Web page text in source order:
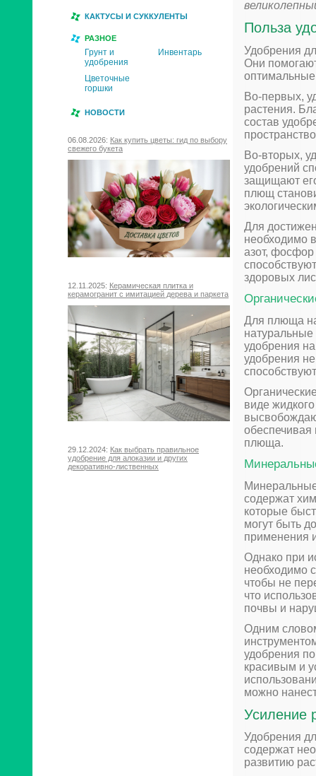
КАКТУСЫ И СУККУЛЕНТЫ
РАЗНОЕ
Грунт и
удобрения
Инвентарь
Цветочные
горшки
НОВОСТИ
06.08.2026: Как купить цветы: гид по выбору
свежего букета
12.11.2025: Керамическая плитка и
керамогранит с имитацией дерева и паркета
29.12.2024: Как выбрать правильное
удобрение для алоказии и других
декоративно-лиственных
Польза
Удобрения
Они
оптимальные
Во-первых,
растения.
состав
Во-вторых,
удобрений
защищают
плющ
Для
необходимо
азот,
здоровых
Для плюща
натуральные
удобрения
удобрения
виде
обеспечивая
плюща.
содержат
которые
могут быть
применения
Однако при
необходимо
чтобы не
что
почвы и
Одним
удобрения
красивым и
можно
Усиление
Удобрения
содержат
развитию